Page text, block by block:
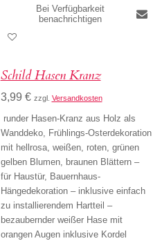
Bei Verfügbarkeit
benachrichtigen
Schild Hasen Kranz
3,99 € zzgl. Versandkosten
runder Hasen-Kranz aus Holz als
Wanddeko, Frühlings-Osterdekoration
mit hellrosa, weißen, roten, grünen
gelben Blumen, braunen Blättern –
für Haustür, Bauernhaus-
Hängedekoration – inklusive einfach
zu installierendem Hartteil –
bezaubernder weißer Hase mit
orangen Augen inklusive Kordel